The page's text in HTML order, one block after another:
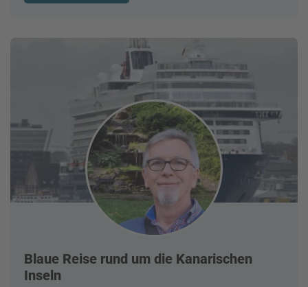
Blaue Reise rund um die Kanarischen
Inseln